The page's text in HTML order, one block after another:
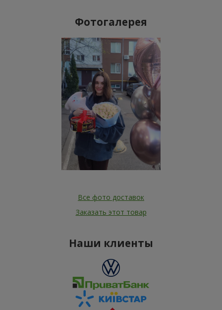
Фотогалерея
Все фото доставок
Заказать этот товар
Наши клиенты